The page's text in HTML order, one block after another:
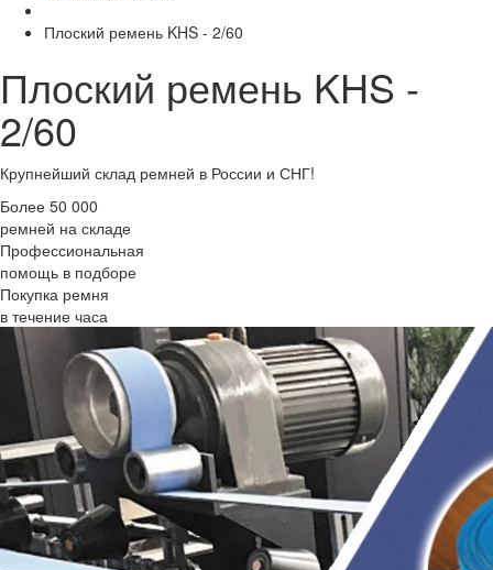
Плоский ремень KHS - 2/60
Плоский ремень KHS -
2/60
Крупнейший склад ремней в России и СНГ!
Более 50 000
ремней на складе
Профессиональная
помощь в подборе
Покупка ремня
в течение часа